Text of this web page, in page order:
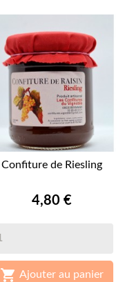
Confiture de Riesling
Prix
4,80 €
 Ajouter au panier